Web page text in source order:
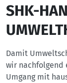
SHK-
Damit
wir nachfolgend
Umgang mit